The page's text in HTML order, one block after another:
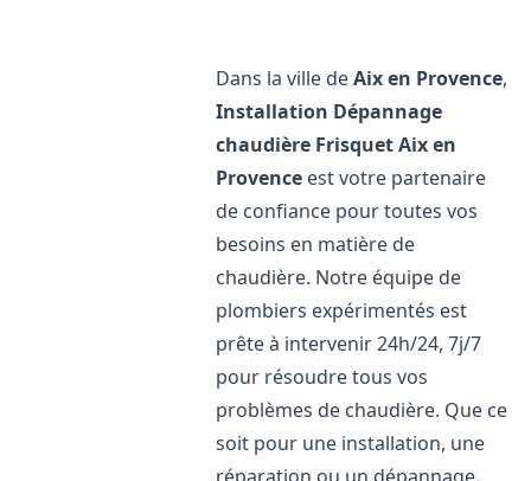
Dans la ville deAix en Provence,
Installation Dépannage
chaudière FrisquetAix en
Provence est votre partenaire
de confiance pour toutes vos
besoins en matière de
chaudière. Notre équipe de
plombiers expérimentés est
prête à intervenir 24h/24, 7j/7
pour résoudre tous vos
problèmes de chaudière. Que ce
soit pour une installation, une